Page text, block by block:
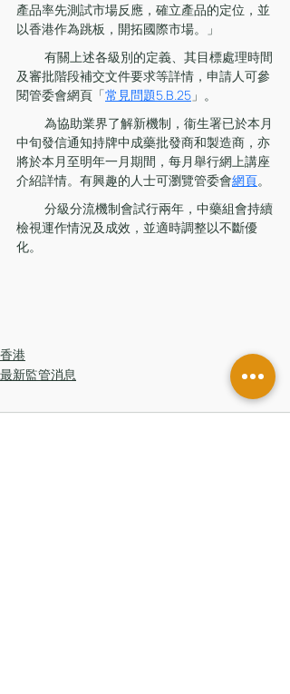
產品率先測試市場反應，確立產品的定位，並
以香港作為跳板，開拓國際市場。」
及審批階段補交文件要求等詳情，申請人可參
閱管委會網頁「常見問題5.B.25 」。
中旬發信通知持牌中成藥批發商和製造商，亦
將於本月至明年一月期間，每月舉行網上講座
介紹詳情。有興趣的人士可瀏覽管委會網頁。
檢視運作情況及成效，並適時調整以不斷優
化。
香港
最新監管消息